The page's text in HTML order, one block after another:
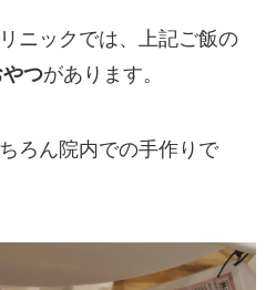
ニックでは、上記ご飯の
つがあります。
ろん院内での手作りで